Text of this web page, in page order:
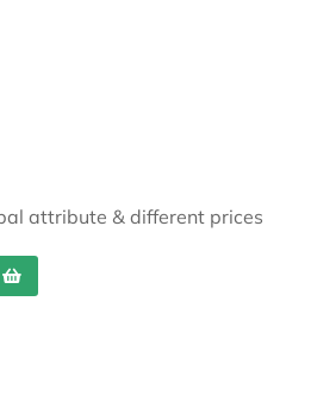
attribute & different prices